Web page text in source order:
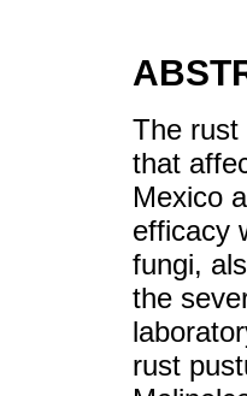
The rust
that
Mexico
efficacy
fungi,
the
rust